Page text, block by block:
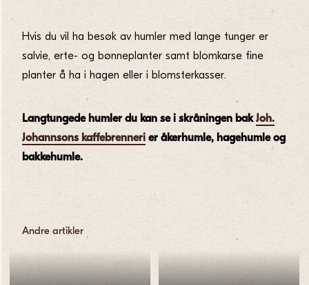
Hvis du vil ha besøk av humler med lange tunger er
salvie, erte- og bønneplanter samt blomkarse fine
planter å ha i hagen eller i blomsterkasser.
Langtungede humler du kan se i skråningen bakJoh.
Johannsons kaffebrenneri er åkerhumle, hagehumle og
bakkehumle.
Andre artikler